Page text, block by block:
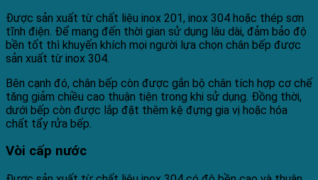
Được sản xuất từ chất liệu inox 201, inox 304 hoặc thép sơn
tĩnh điện. Để mang đến thời gian sử dụng lâu dài, đảm bảo độ
bền tốt thì khuyến khích mọi người lựa chọn chân bếp được
sản xuất từ inox 304.
Bên cạnh đó, chân bếp còn được gắn bộ chân tích hợp cơ chế
tăng giảm chiều cao thuận tiện trong khi sử dụng. Đồng thời,
dưới bếp còn được lắp đặt thêm kệ đựng gia vị hoặc hóa
chất tẩy rửa bếp.
Vòi cấp nước